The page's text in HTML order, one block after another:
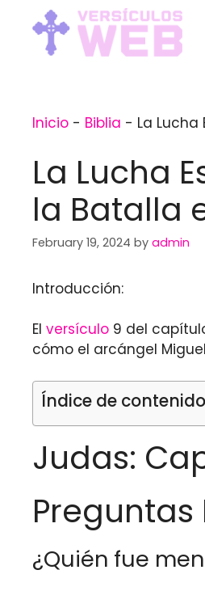
content
Inicio - Biblia - La
La Lucha
la Batalla
February 19, 2024 by admin
Introducción:
El versículo 9 del
cómo el arcángel
Índice de
Judas:
Preguntas
¿Quién fue